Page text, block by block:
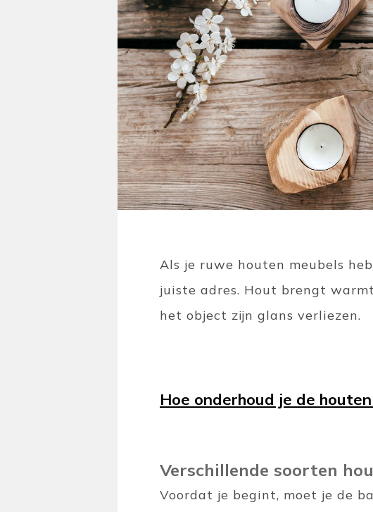
Als je ruwe houten meubels
juiste adres. Hout brengt
het object zijn glans verliezen.
Hoe onderhoud je de
Verschillende soorten
Voordat je begint, moet je de